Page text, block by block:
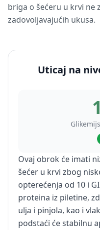
briga o šećeru u krvi ne
zadovoljavajućih ukusa.
Uticaj na
Ovaj obrok će imati
šećer u krvi zbog
opterećenja od 10 i
proteina iz piletine,
ulja i pinjola, kao i
podstaći će stabilnu